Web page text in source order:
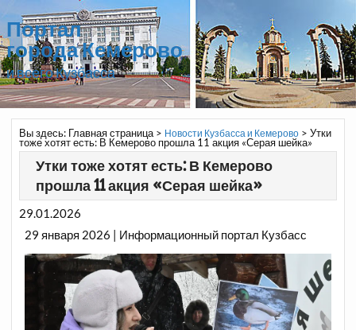
Портал
города Кемерово
и всего Кузбасса
Вы здесь: Главная страница> Новости Кузбасса и Кемерово> Утки
тоже хотят есть: В Кемерово прошла 11 акция «Серая шейка»
Утки тоже хотят есть: В Кемерово
прошла 11 акция «Серая шейка»
29.01.2026
29 января 2026 | Информационный портал Кузбасс